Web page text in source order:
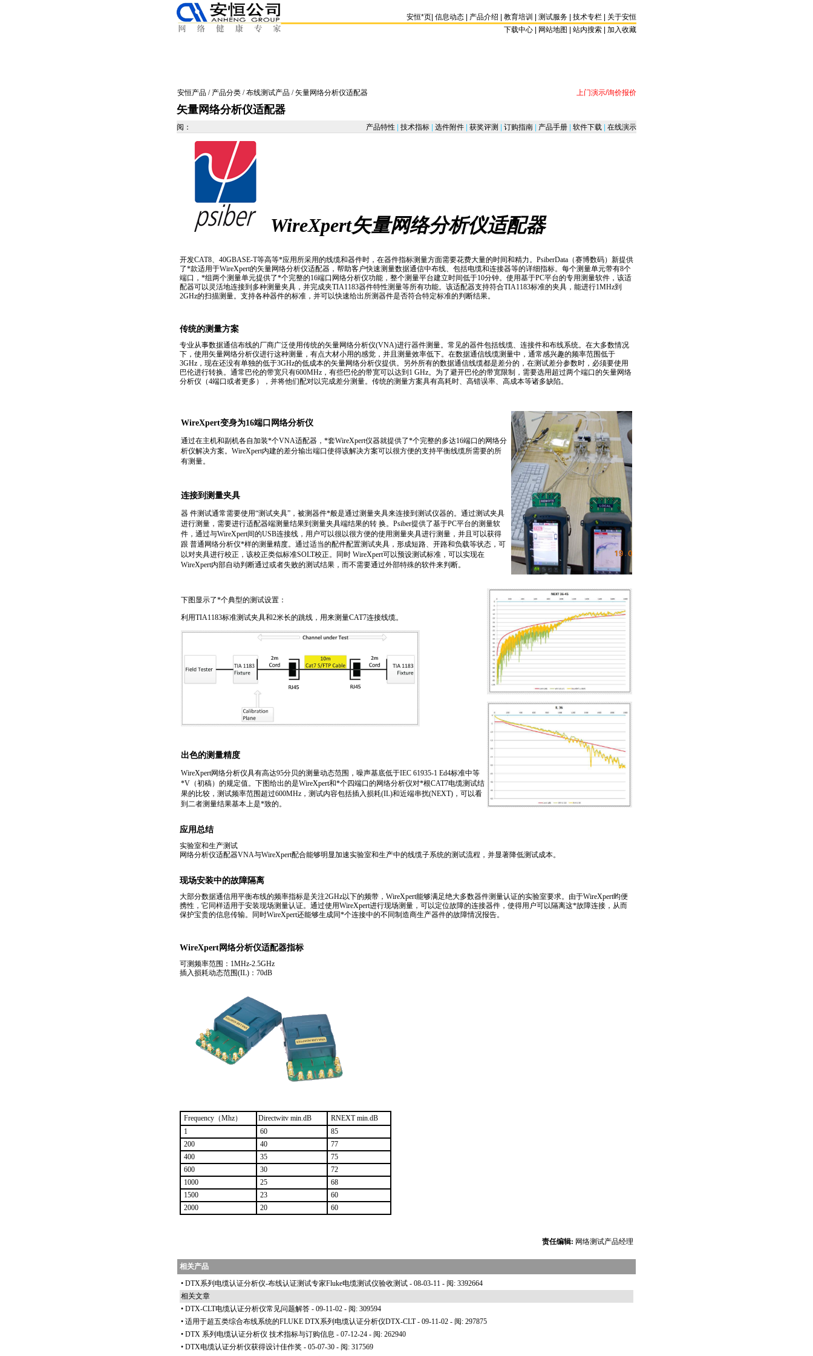
安恒*页 信息动态 产品介绍 教育培训 测试服务 技术专栏
关于安恒
下载中心 | 网站地图 | 站内搜索 加入收藏
安恒产品 / 产品分类 /布线测试产品 / 矢量网络分析仪适配器 上门演示/询价报价
矢量网络分析仪适配器
阅： 产品特性 技术指标 选件附件 获奖评测 订购指南 产品手册 软件下载 在线演示
WireXpert矢量网络分析仪适配器
开发CAT8、40GBASE-T等高等*应用所采用的线缆和器件时，在器件指标测量方面需要花费大量的时间和精力。PsiberData（赛博数码）新提供
了*款适用于WireXpert的矢量网络分析仪适配器，帮助客户快速测量数据通信中布线、包括电缆和连接器等的详细指标。每个测量单元带有8个
端口， *组两个测量单元提供了*个完整的16端口网络分析仪功能，整个测量平台建立时间低于10分钟。使用基于PC平台的专用测量软件，该适
配器可以灵活地连接到多种测量夹具，并完成夹TIA1183器件特性测量等所有功能。该适配器支持符合TIA1183标准的夹具，能进行1MHz到
2GHz的扫描测量。支持各种器件的标准，并可以快速给出所测器件是否符合特定标准的判断结果。
传统的测量方案
专业从事数据通信布线的厂商广泛使用传统的矢量网络分析仪(VNA)进行器件测量。常见的器件包括线缆、连接件和布线系统。在大多数情况
下，使用矢量网络分析仪进行这种测量，有点大材小用的感觉，并且测量效率低下。在数据通信线缆测量中，通常感兴趣的频率范围低于
3GHz，现在还没有单独的低于3GHz的低成本的矢量网络分析仪提供。另外所有的数据通信线缆都是差分的，在测试差分参数时，必须要使用
巴伦进行转换。通常巴伦的带宽只有600MHz，有些巴伦的带宽可以达到1 GHz。为了避开巴伦的带宽限制，需要选用超过两个端口的矢量网络
分析仪（4端口或者更多），并将他们配对以完成差分测量。传统的测量方案具有高耗时、高错误率、高成本等诸多缺陷。
WireXpert变身为16端口网络分析仪
通过在主机和副机各自加装*个VNA适配器， *套WireXpert仪器就提供了*个完整的多达16端口的网络分
析仪解决方案。WireXpert内建的差分输出端口使得该解决方案可以很方便的支持平衡线缆所需要的所
有测量。
连接到测量夹具
器 件测试通常需要使用“测试夹具”，被测器件*般是通过测量夹具来连接到测试仪器的。通过测试夹具
进行测量，需要进行适配器端测量结果到测量夹具端结果的转 换。Psiber提供了基于PC平台的测量软
件，通过与WireXpert间的USB连接线，用户可以很以很方便的使用测量夹具进行测量，并且可以获得
跟 普通网络分析仪*样的测量精度。通过适当的配件配置测试夹具，形成短路、开路和负载等状态，可
以对夹具进行校正，该校正类似标准SOLT校正。同时 WireXpert可以预设测试标准，可以实现在
WireXpert内部自动判断通过或者失败的测试结果，而不需要通过外部特殊的软件来判断。
下图显示了*个典型的测试设置：
利用TIA1183标准测试夹具和2米长的跳线，用来测量CAT7连接线缆。
出色的测量精度
WireXpert网络分析仪具有高达95分贝的测量动态范围，噪声基底低于IEC 61935-1 Ed4标准中等
*V（初稿）的规定值。下图给出的是WireXpert和*个四端口的网络分析仪对*根CAT7电缆测试结
果的比较，测试频率范围超过600MHz，测试内容包括插入损耗(IL)和近端串扰(NEXT)，可以看
到二者测量结果基本上是*致的。
应用总结
实验室和生产测试
网络分析仪适配器VNA与WireXpert配合能够明显加速实验室和生产中的线缆子系统的测试流程，并显著降低测试成本。
现场安装中的故障隔离
大部分数据通信用平衡布线的频率指标是关注2GHz以下的频带，WireXpert能够满足绝大多数器件测量认证的实验室要求。由于WireXpert昀便
携性，它同样适用于安装现场测量认证。通过使用WireXpert进行现场测量，可以定位故障的连接器件，使得用户可以隔离这*故障连接，从而
保护宝贵的信息传输。同时WireXpert还能够生成同*个连接中的不同制造商生产器件的故障情况报告。
WireXpert网络分析仪适配器指标
可测频率范围：1MHz-2.5GHz
插入损耗动态范围(IL)：70dB
Frequency（Mhz） Directwitv min.dB
RNEXT min.dB
1
60
85
200
40
77
400
35
75
600
30
72
1000
25
68
1500
23
60
2000
20 60
责任编辑: 网络测试产品经理
相关产品
• DTX系列电缆认证分析仪-布线认证测试专家Fluke电缆测试仪验收测试 - 08-03-11 - 阅: 3392664
相关文章
• DTX-CLT电缆认证分析仪常见问题解答 - 09-11-02 - 阅: 309594
• 适用于超五类综合布线系统的FLUKE DTX系列电缆认证分析仪DTX-CLT- 09-11-02 - 阅: 297875
• DTX 系列电缆认证分析仪 技术指标与订购信息 - 07-12-24 - 阅: 262940
• DTX电缆认证分析仪获得设计佳作奖 - 05-07-30 - 阅: 317569